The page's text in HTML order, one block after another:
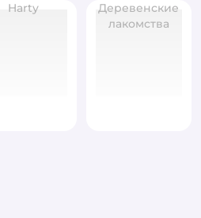
Harty
Деревенские
лакомства